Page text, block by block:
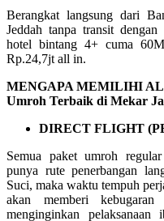
Berangkat langsung dari
Jeddah tanpa transit
hotel bintang 4+ cuma
Rp.24,7jt all in.
MENGAPA MEMILIHI
Umroh Terbaik di Mekar
DIRECT FLIGHT
Semua paket umroh
punya rute penerbangan
Suci, maka waktu tempuh
akan memberi
menginginkan